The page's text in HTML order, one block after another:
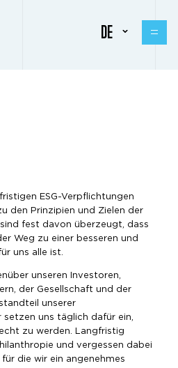
DE
ESG-Verpflichtungen
den Prinzipien und Zielen der
fest davon überzeugt, dass
Weg zu einer besseren und
uns alle ist.
unseren Investoren,
der Gesellschaft und der
unserer
setzen uns täglich dafür ein,
zu werden. Langfristig
und vergessen dabei
die wir ein angenehmes